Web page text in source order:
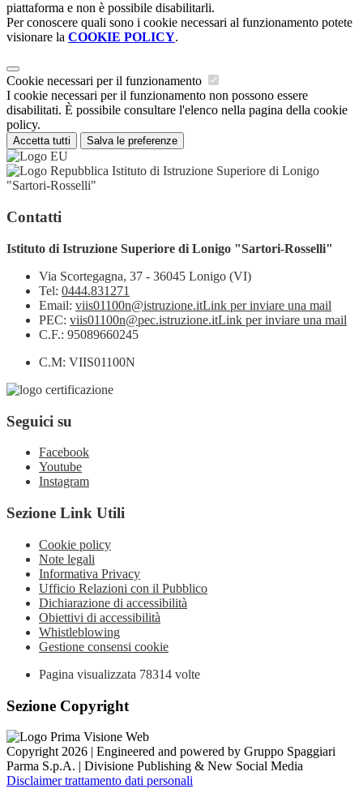
piattaforma e non è possibile disabilitarli.
Per conoscere quali sono i cookie necessari al funzionamento potete
visionare la COOKIE POLICY.
Cookie necessari per il funzionamento
I cookie necessari per il funzionamento non possono essere
disabilitati. È possibile consultare l'elenco nella pagina della cookie
policy.
Accetta tutti Salva le preferenze
Istituto di Istruzione Superiore di Lonigo
"Sartori-Rosselli"
Contatti
Istituto di Istruzione Superiore di Lonigo "Sartori-Rosselli"
Via Scortegagna, 37 - 36045 Lonigo (VI)
Tel: 0444.831271
Email: viis01100n@istruzione.itLink per inviare una mail
PEC: viis01100n@pec.istruzione.itLink per inviare una mail
C.F.: 95089660245
C.M: VIIS01100N
Seguici su
Facebook
Youtube
Instagram
Sezione Link Utili
Cookie policy
Note legali
Informativa Privacy
Ufficio Relazioni con il Pubblico
Dichiarazione di accessibilità
Obiettivi di accessibilità
Whistleblowing
Gestione consensi cookie
Pagina visualizzata 78314 volte
Sezione Copyright
Copyright 2026 | Engineered and powered by Gruppo Spaggiari
Parma S.p.A. | Divisione Publishing & New Social Media
Disclaimer trattamento dati personali